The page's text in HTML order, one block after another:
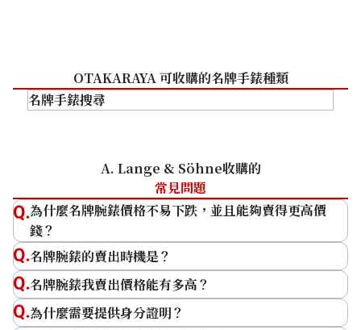
OTAKARAYA 可收購的名牌手錶種類
名牌手錶搜尋
Patek Philippe
Vacheron Constantin
Breguet
A. Lange & Söhne
A. Lange & Söhne收購的
常見問題
為什麼名牌腕錶價格不易下跌，並且能夠賣得更高價
錢？
名牌腕錶的賣出時機是？
名牌腕錶我賣出價格能有多高？
為什麼需要提供身分證明？